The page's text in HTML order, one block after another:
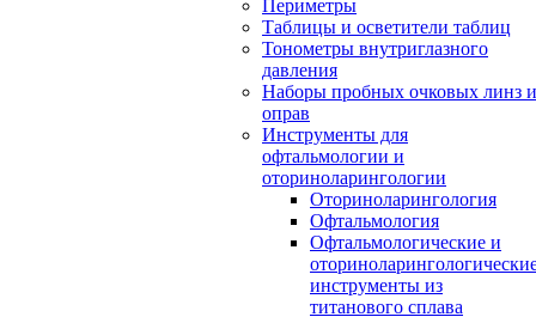
Периметры
Таблицы и осветители таблиц
Тонометры внутриглазного
давления
Наборы пробных очковых линз и
оправ
Инструменты для
офтальмологии и
оториноларингологии
Оториноларингология
Офтальмология
Офтальмологические и
инструменты из
титанового сплава